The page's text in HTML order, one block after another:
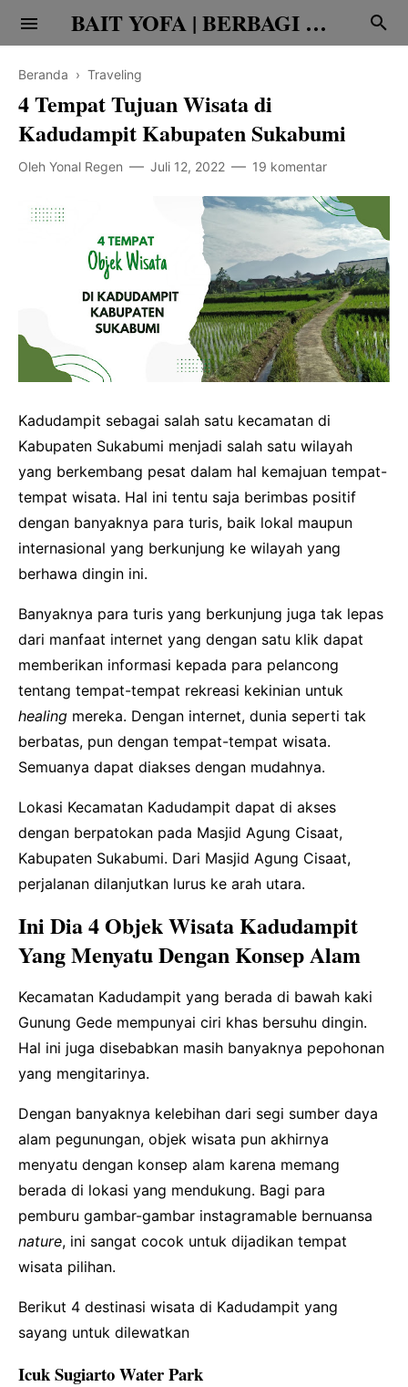
BAIT YOFA | BERBAGI CERITA
Religi
Family
Teknologi
Edukasi
Beranda › Traveling
4 Tempat Tujuan Wisata di
Kadudampit Kabupaten Sukabumi
Oleh Yonal Regen Juli 12, 2022 19 komentar
Kadudampit sebagai salah satu kecamatan di
Kabupaten Sukabumi menjadi salah satu wilayah
yang berkembang pesat dalam hal kemajuan tempat-
tempat wisata. Hal ini tentu saja berimbas positif
dengan banyaknya para turis, baik lokal maupun
internasional yang berkunjung ke wilayah yang
berhawa dingin ini.
Banyaknya para turis yang berkunjung juga tak lepas
dari manfaat internet yang dengan satu klik dapat
memberikan informasi kepada para pelancong
tentang tempat-tempat rekreasi kekinian untuk
healing mereka. Dengan internet, dunia seperti tak
berbatas, pun dengan tempat-tempat wisata.
Semuanya dapat diakses dengan mudahnya.
Lokasi Kecamatan Kadudampit dapat di akses
dengan berpatokan pada Masjid Agung Cisaat,
Kabupaten Sukabumi. Dari Masjid Agung Cisaat,
perjalanan dilanjutkan lurus ke arah utara.
Ini Dia 4 Objek Wisata Kadudampit
Yang Menyatu Dengan Konsep Alam
Kecamatan Kadudampit yang berada di bawah kaki
Gunung Gede mempunyai ciri khas bersuhu dingin.
Hal ini juga disebabkan masih banyaknya pepohonan
yang mengitarinya.
Dengan banyaknya kelebihan dari segi sumber daya
alam pegunungan, objek wisata pun akhirnya
menyatu dengan konsep alam karena memang
berada di lokasi yang mendukung. Bagi para
pemburu gambar-gambar instagramable bernuansa
nature, ini sangat cocok untuk dijadikan tempat
wisata pilihan.
Berikut 4 destinasi wisata di Kadudampit yang
sayang untuk dilewatkan
Icuk Sugiarto Water Park